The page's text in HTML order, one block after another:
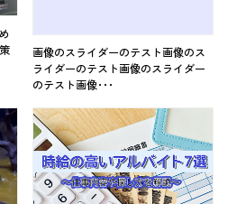
画像のスライダーのテスト画像のス
ライダーのテスト画像のスライダー
のテスト画像･･･